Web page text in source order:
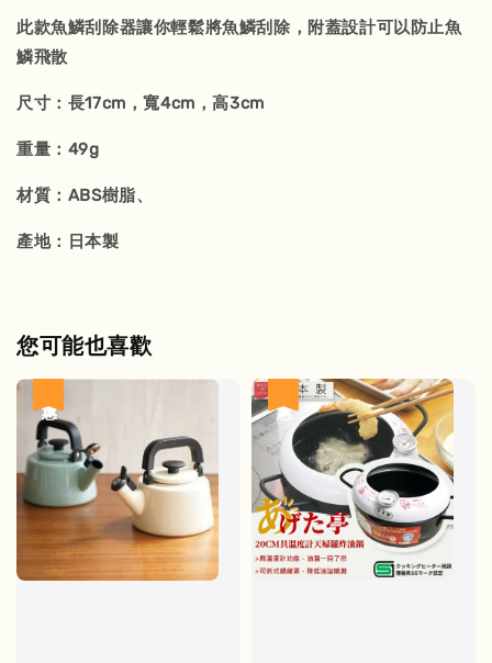
此款魚鱗刮除器讓你輕鬆將魚鱗刮除，附蓋設計可以防止魚
鱗飛散
尺寸：長17cm，寬4cm，高3cm
重量：49g
材質：ABS樹脂、
產地：日本製
您可能也喜歡